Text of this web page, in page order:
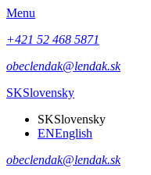
Menu
+421 52 468 5871
obeclendak@lendak.sk
SKSlovensky
SKSlovensky
ENEnglish
obeclendak@lendak.sk